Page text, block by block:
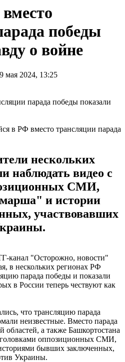
победы
о войне
мая 2024, 13:25
в РФ вместо трансляции парада
нескольких
наблюдать видео с
СМИ,
и истории
участвовавших
канал "Осторожно, новости"
в нескольких регионах РФ
парада победы и показали
в России теперь чествуют как
что трансляцию парада
неизвестные. Вместо парада
а также Башкортостана
оппозиционных СМИ,
бывших заключенных,
Украины.